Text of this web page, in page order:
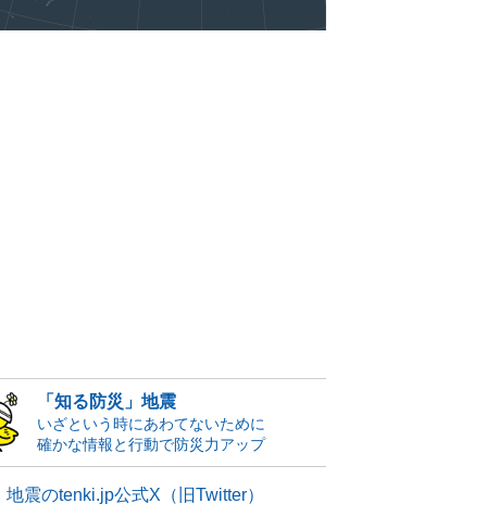
「知る防災」地震
いざという時にあわてないために
確かな情報と行動で防災力アップ
地震のtenki.jp公式X（旧Twitter）